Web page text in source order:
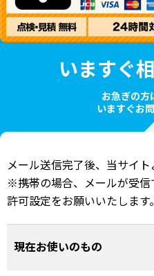
いますぐ
お急ぎの方
いますぐお
メール送信完了後、当サイト
※携帯の場合、メールが受
許可設定をお願いいたします。
現在お使いのもの